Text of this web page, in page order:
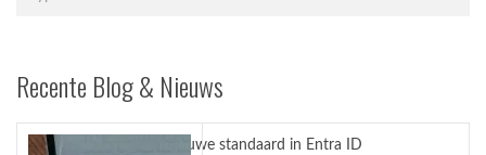
Recente Blog & Nieuws
Passkeys nieuwe standaard in Entra ID